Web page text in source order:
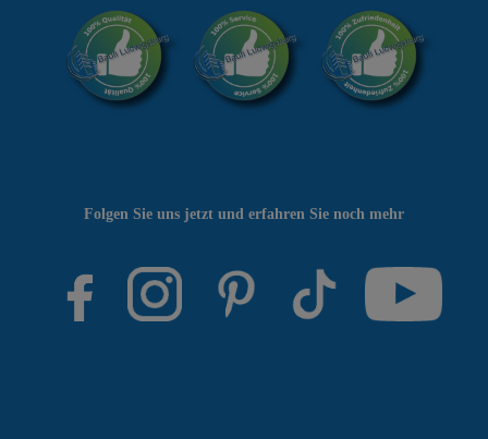
Folgen Sie uns jetzt und erfahren Sie noch mehr